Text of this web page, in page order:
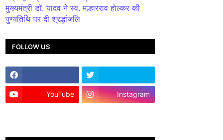
मुख्यमंत्री डॉ. यादव ने स्व. मल्हारराव होल्कर की
पुण्यतिथि पर दी श्रद्धांजलि
FOLLOW US
YouTube Instagram